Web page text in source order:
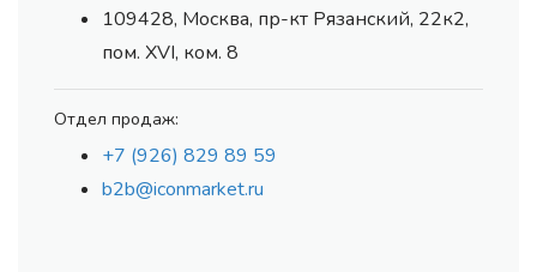
109428, Москва, пр-кт Рязанский, 22к2,
пом. XVI, ком. 8
Отдел продаж:
+7 (926) 829 89 59
b2b@iconmarket.ru